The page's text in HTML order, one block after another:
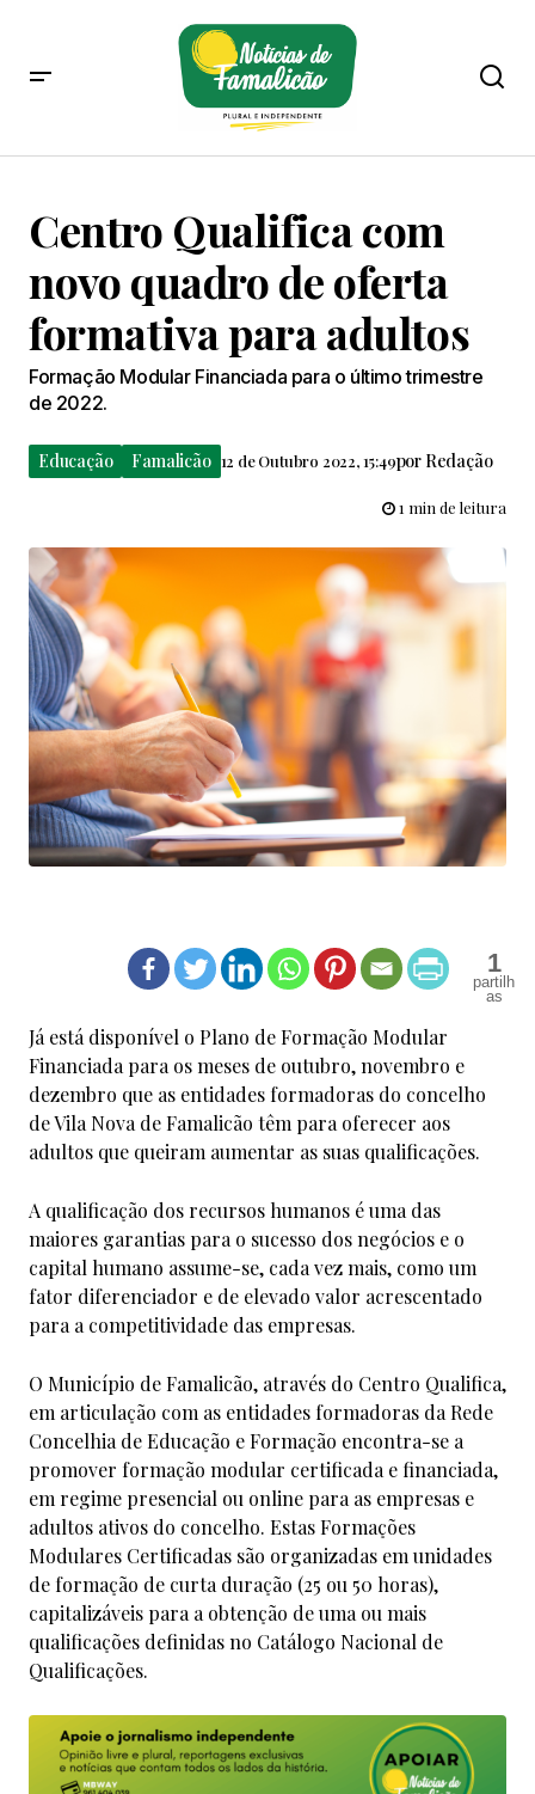
Centro Qualifica com
novo quadro de oferta
formativa para adultos
Formação Modular Financiada para o último trimestre
de 2022.
Educação Famalicão 12 de Outubro 2022, 15:49por Redação
1 min de leitura
1
Já está disponível o Plano de Formação Modular
Financiada para os meses de outubro, novembro e
dezembro que as entidades formadoras do concelho
de Vila Nova de Famalicão têm para oferecer aos
adultos que queiram aumentar as suas qualificações.
A qualificação dos recursos humanos é uma das
maiores garantias para o sucesso dos negócios e o
capital humano assume-se, cada vez mais, como um
fator diferenciador e de elevado valor acrescentado
para a competitividade das empresas.
O Município de Famalicão, através do Centro Qualifica,
em articulação com as entidades formadoras da Rede
Concelhia de Educação e Formação encontra-se a
promover formação modular certificada e financiada,
em regime presencial ou online para as empresas e
adultos ativos do concelho. Estas Formações
Modulares Certificadas são organizadas em unidades
de formação de curta duração (25 ou 50 horas),
capitalizáveis para a obtenção de uma ou mais
qualificações definidas no Catálogo Nacional de
Qualificações.